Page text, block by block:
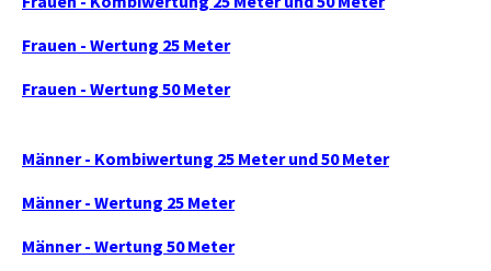
Frauen - Wertung 25 Meter
Frauen - Wertung 50 Meter
Männer - Kombiwertung 25 Meter und 50 Meter
Männer - Wertung 25 Meter
Männer - Wertung 50 Meter